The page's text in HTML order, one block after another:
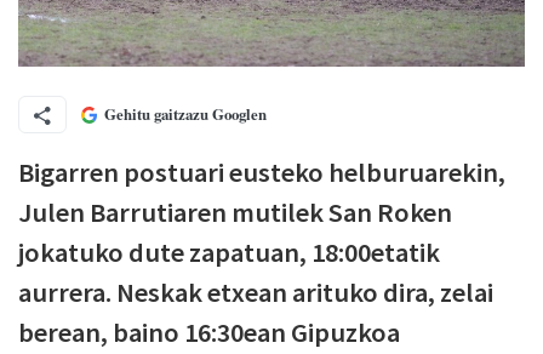
Gehitu gaitzazu Googlen
Bigarren postuari eusteko helburuarekin,
Julen Barrutiaren mutilek San Roken
jokatuko dute zapatuan, 18:00etatik
aurrera. Neskak etxean arituko dira, zelai
berean, baino 16:30ean Gipuzkoa